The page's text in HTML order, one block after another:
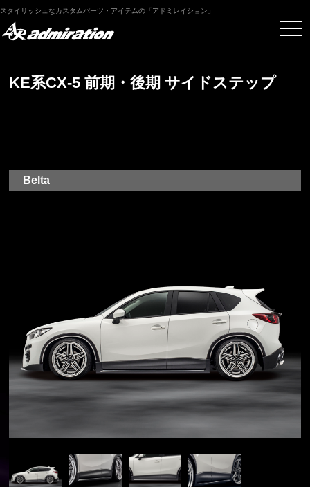
スタイリッシュなカスタムパーツ・アイテムの「アドミレイション」
KE系CX-5 前期・後期 サイドステップ
Belta